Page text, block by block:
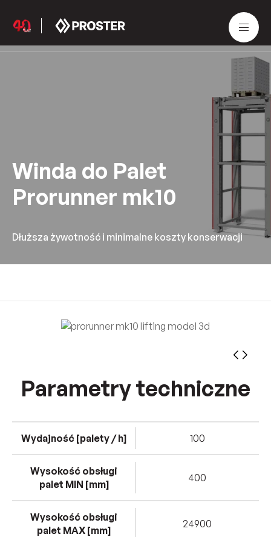
Winda do Palet
Prorunner mk10
Dłuższa żywotność i minimalne koszty konserwacji
Parametry techniczne
Wydajność [palety / h] 100
Wysokość obsługi
palet MIN [mm]
400
Wysokość obsługi
palet MAX [mm]
24900